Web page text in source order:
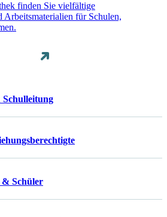
finden Sie vielfältige
Arbeitsmaterialien für Schulen,
Schüler